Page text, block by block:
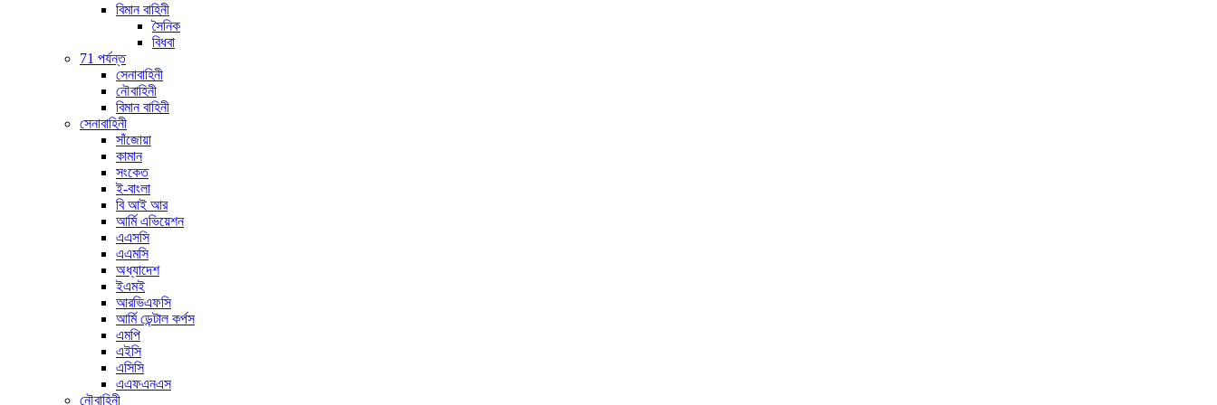
বিমান বাহিনী
সৈনিক
বিধবা
71 পর্যন্ত
সেনাবাহিনী
নৌবাহিনী
বিমান বাহিনী
সেনাবাহিনী
সাঁজোয়া
কামান
সংকেত
ই-বাংলা
বি আই আর
আর্মি এভিয়েশন
এএসসি
এএমসি
অধ্যাদেশ
ইএমই
আরভিএফসি
আর্মি ডেন্টাল কর্পস
এমপি
এইসি
এসিসি
এএফএনএস
নৌবাহিনী